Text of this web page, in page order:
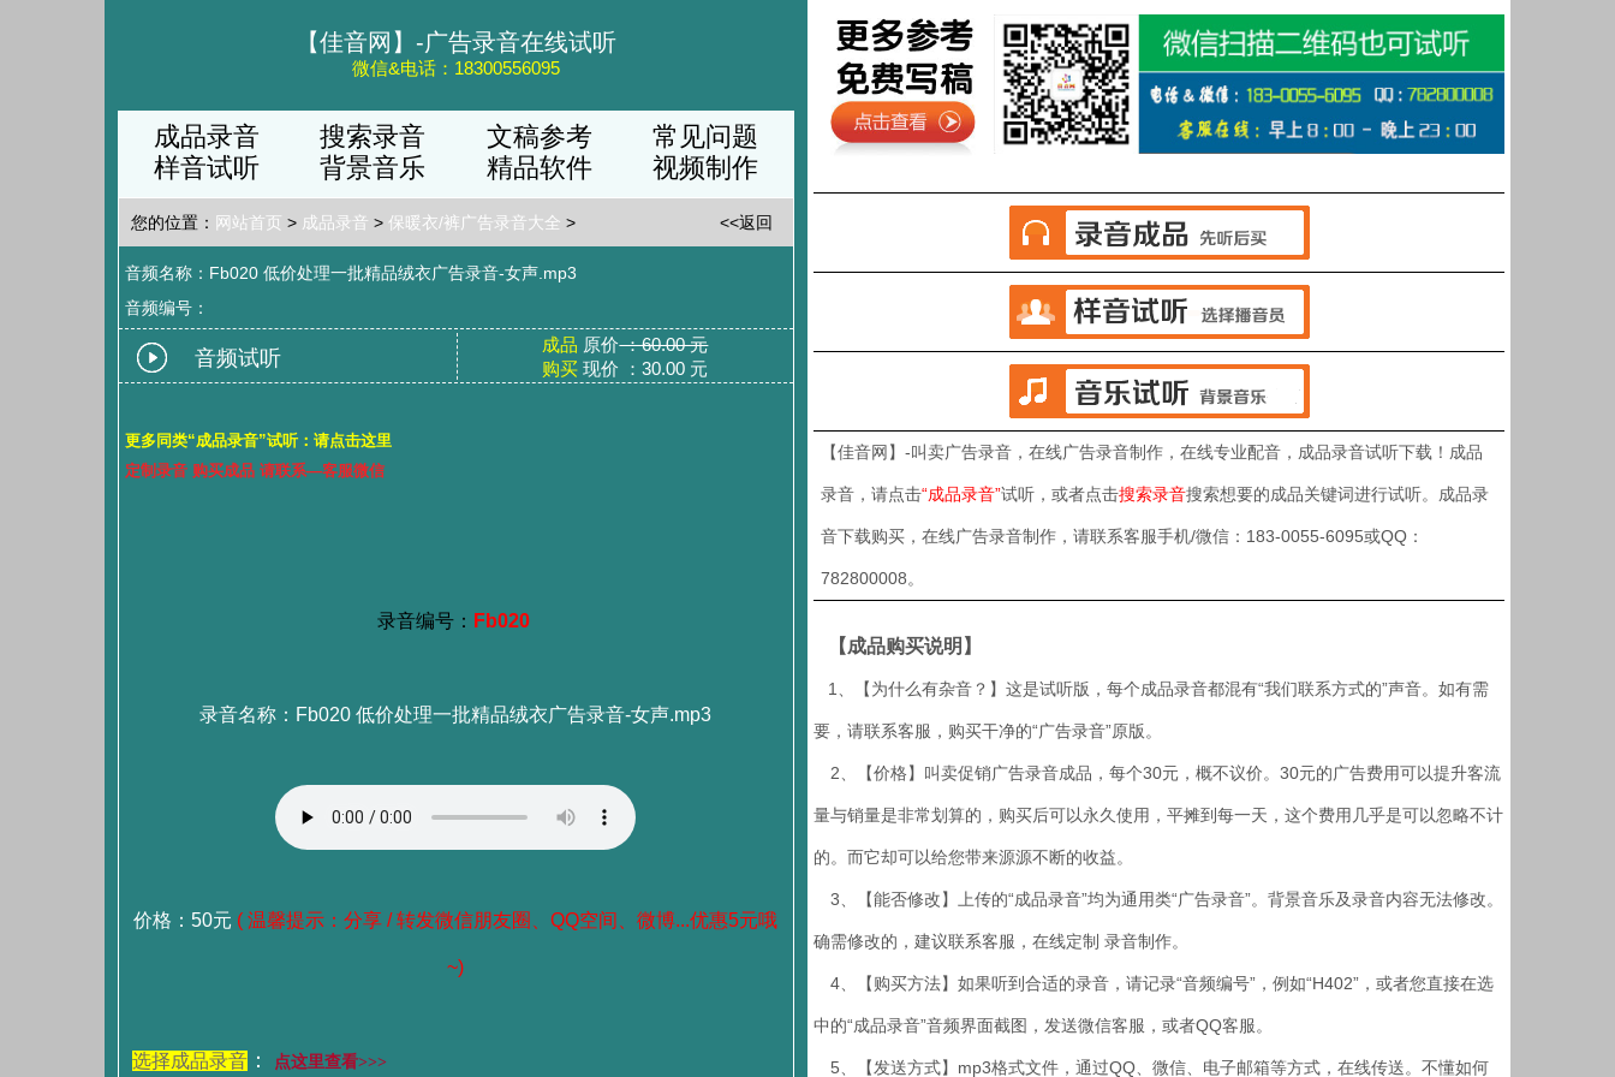
【佳音网】-广告录音在线试听
微信&电话：18300556095
成品录音 搜索录音 文稿参考
常见问题
样音试听
背景音乐 精品软件 视频制作
您的位置： 网站首页 > 成品录音 > 保暖衣/裤广告录音大全 > <<返回
音频名称：Fb020 低价处理一批精品绒衣广告录音-女声.mp3
音频编号：
音频试听
成品 原价：60.00 元
购买 现价 ：30.00 元
更多同类“成品录音”试听：请点击这里
定制录音 购买成品 请联系—客服微信
录音编号： Fb020
录音名称：Fb020 低价处理一批精品绒衣广告录音-女声.mp3
价格：50元 ( 温馨提示：分享 / 转发微信朋友圈、QQ空间、微博...优惠5元哦
~)
选择成品录音： 点这里查看>>>
【佳音网】-叫卖广告录音，在线广告录音制作，在线专业配音，成品录音试听下载！成品
录音，请点击“成品录音”试听，或者点击搜索录音搜索想要的成品关键词进行试听。成品录
音下载购买，在线广告录音制作，请联系客服手机/微信：183-0055-6095或QQ：
782800008。
【成品购买说明】
1、【为什么有杂音？】这是试听版，每个成品录音都混有“我们联系方式的”声音。如有需
要，请联系客服，购买干净的“广告录音”原版。
2、【价格】叫卖促销广告录音成品，每个30元，概不议价。30元的广告费用可以提升客流
量与销量是非常划算的，购买后可以永久使用，平摊到每一天，这个费用几乎是可以忽略不计
的。而它却可以给您带来源源不断的收益。
3、【能否修改】上传的“成品录音”均为通用类“广告录音”。背景音乐及录音内容无法修改。
确需修改的，建议联系客服，在线定制 录音制作。
4、【购买方法】如果听到合适的录音，请记录“音频编号”，例如“H402”，或者您直接在选
中的“成品录音”音频界面截图，发送微信客服，或者QQ客服。
5、【发送方式】mp3格式文件，通过QQ、微信、电子邮箱等方式，在线传送。不懂如何